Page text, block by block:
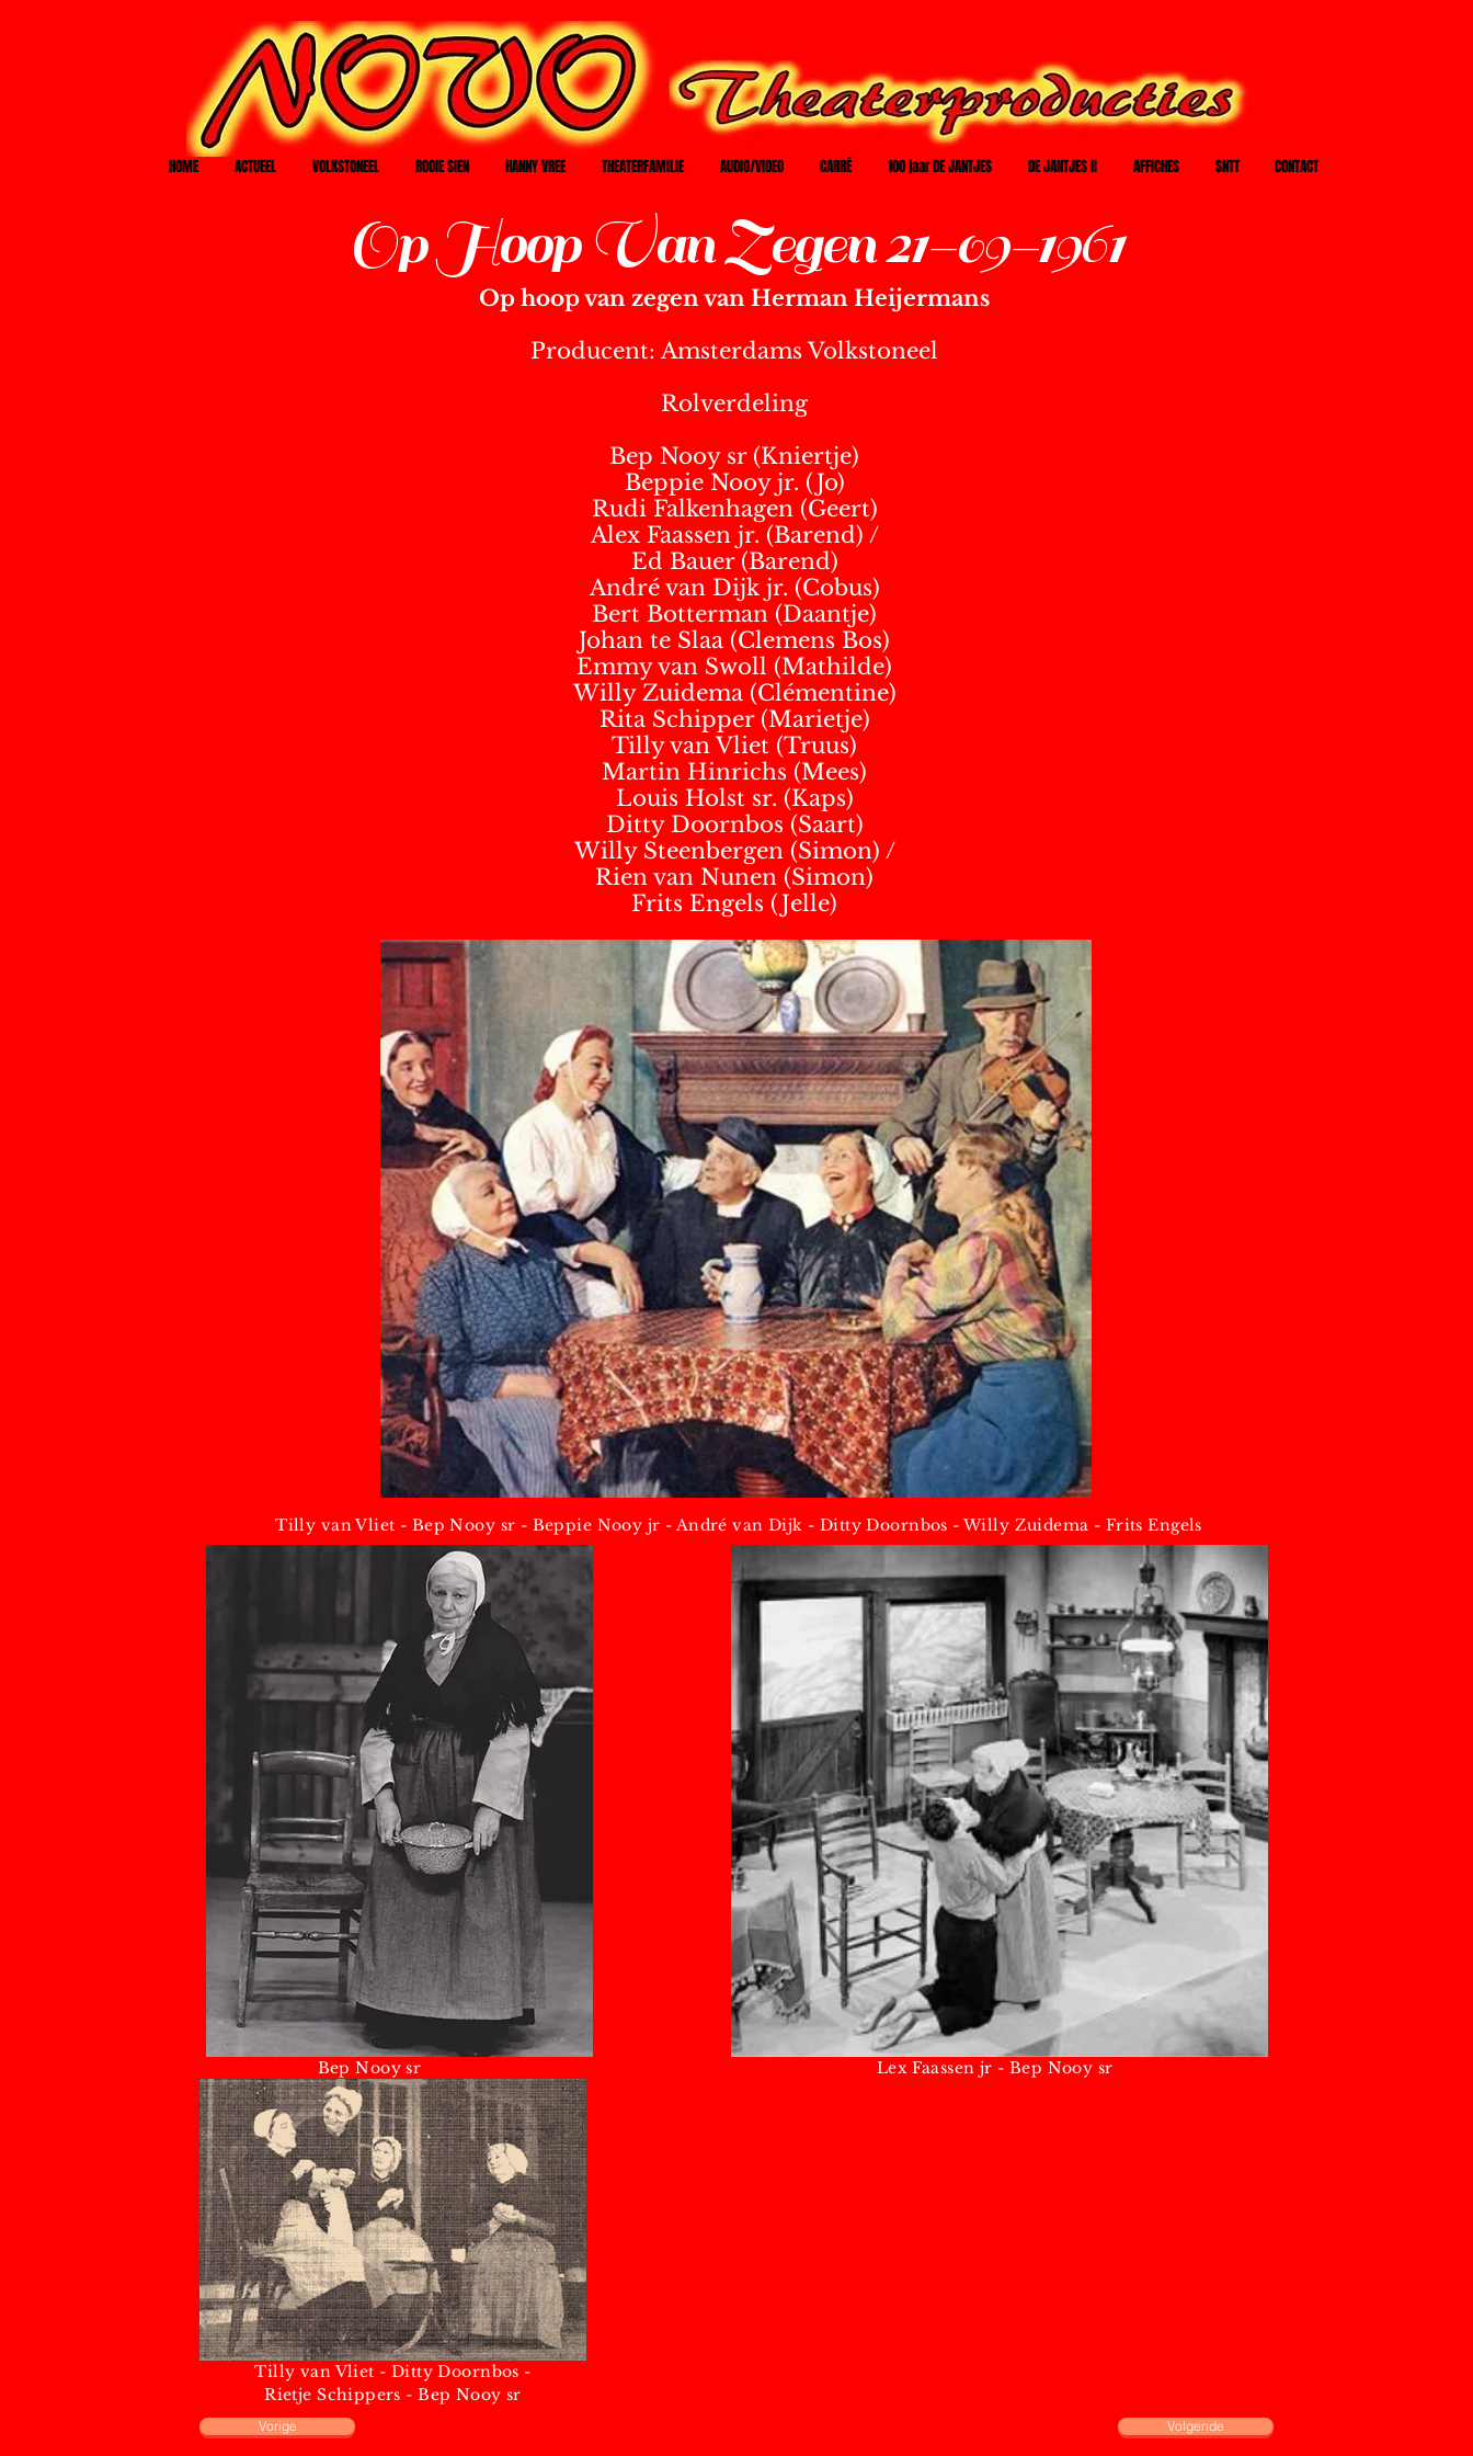
HOME ACTUEEL VOLKSTONEEL ROOIE SIEN HANNY VREE THEATERFAMILIE AUDIO/VIDEO CARRÉ 100 jaar DE JANTJES DE JANTJES II AFFICHES SNTT CONTACT
Op Hoop Van Zegen 21-09-1961
Op hoop van zegen van Herman Heijermans
Producent: Amsterdams Volkstoneel
Rolverdeling
Bep Nooy sr (Kniertje)
Beppie Nooy jr. (Jo)
Rudi Falkenhagen(Geert)
Alex Faassen jr. (Barend) /
Ed Bauer(Barend)
André van Dijk jr. (Cobus)
Bert Botterman (Daantje)
Johan te Slaa (Clemens Bos)
Emmy van Swoll (Mathilde)
Willy Zuidema(Clémentine)
Rita Schipper(Marietje)
Tilly van Vliet (Truus)
Martin Hinrichs (Mees)
Louis Holst sr. (Kaps)
Ditty Doornbos (Saart)
Willy Steenbergen(Simon) /
Rien van Nunen (Simon)
Frits Engels (Jelle)
Tilly van Vliet - Bep Nooy sr - Beppie Nooy jr - André van Dijk - Ditty Doornbos - Willy Zuidema - Frits Engels
Bep Nooy sr Lex Faassen jr - Bep Nooy sr
Tilly van Vliet - Ditty Doornbos -
Rietje Schippers - Bep Nooy sr
Vorige Volgende